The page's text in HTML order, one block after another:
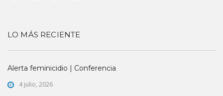
LO MÁS RECIENTE
Alerta feminicidio | Conferencia
4 julio, 2026